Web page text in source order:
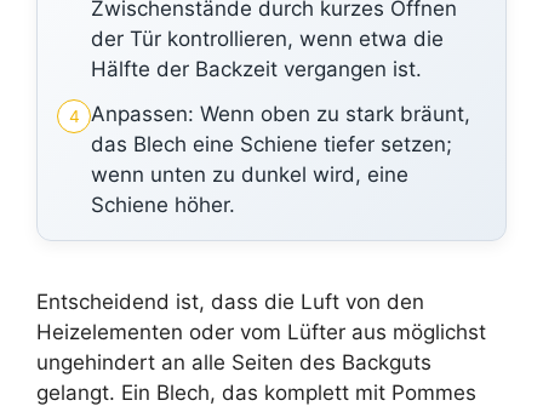
Zwischenstände durch kurzes Öffnen
der Tür kontrollieren, wenn etwa die
Hälfte der Backzeit vergangen ist.
4
Anpassen: Wenn oben zu stark bräunt,
das Blech eine Schiene tiefer setzen;
wenn unten zu dunkel wird, eine
Schiene höher.
Entscheidend ist, dass die Luft von den
Heizelementen oder vom Lüfter aus möglichst
ungehindert an alle Seiten des Backguts
gelangt. Ein Blech, das komplett mit Pommes